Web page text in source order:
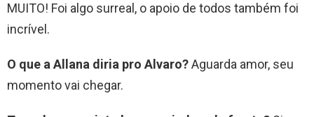
MUITO! Foi algo surreal, o apoio de todos também foi
incrível.
O que a Allana diria pro Alvaro?Aguarda amor, seu
momento vai chegar.